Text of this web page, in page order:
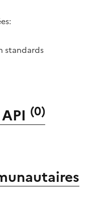
standards
(0)